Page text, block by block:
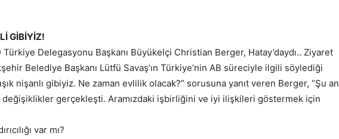
GİBİYİZ!
Delegasyonu Başkanı Büyükelçi Christian Berger, Hatay’daydı.. Ziyaret
Belediye Başkanı Lütfü Savaş’ın Türkiye’nin AB süreciyle ilgili söylediği
nişanlı gibiyiz. Ne zaman evlilik olacak?” sorusuna yanıt veren Berger, “Şu an
değişiklikler gerçekleşti. Aramızdaki işbirliğini ve iyi ilişkileri göstermek için
var mı?